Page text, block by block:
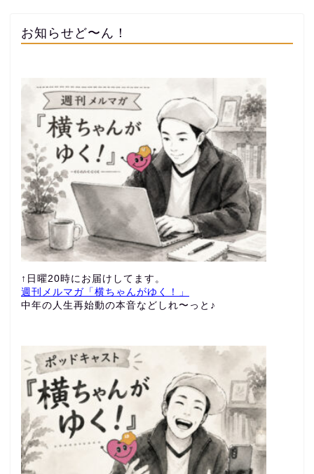
お知らせど〜ん！
↑日曜20時にお届けしてます。
週刊メルマガ「横ちゃんがゆく！」
中年の人生再始動の本音などしれ〜っと♪